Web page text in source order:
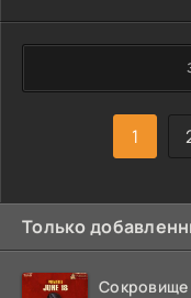
но теперь его
мечи и стрелы, но и
замышляют против
горькие минуты,
против него. Но
1
Только